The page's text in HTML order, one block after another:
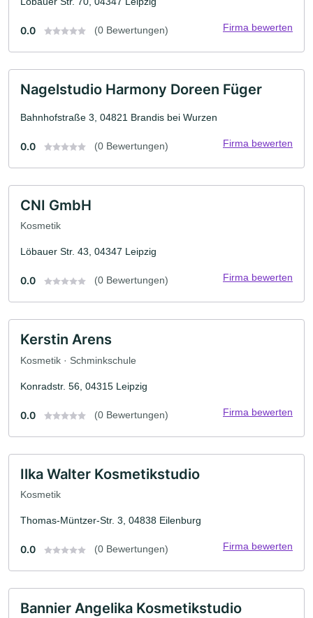
0.0 (0 Bewertungen) Firma bewerten
Nagelstudio Harmony Doreen Füger
Bahnhofstraße 3, 04821 Brandis bei Wurzen
0.0 (0 Bewertungen) Firma bewerten
CNI GmbH
Kosmetik
Löbauer Str. 43, 04347 Leipzig
0.0 (0 Bewertungen) Firma bewerten
Kerstin Arens
Kosmetik · Schminkschule
Konradstr. 56, 04315 Leipzig
0.0 (0 Bewertungen) Firma bewerten
Ilka Walter Kosmetikstudio
Kosmetik
Thomas-Müntzer-Str. 3, 04838 Eilenburg
0.0 (0 Bewertungen) Firma bewerten
Bannier Angelika Kosmetikstudio